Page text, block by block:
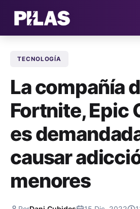
NOTICIAS
QUIÉNES
CONTACTO
SUSCRÍBETE
TECNOLOGÍA
La compañía
Fortnite, Epic
es
causar
menores